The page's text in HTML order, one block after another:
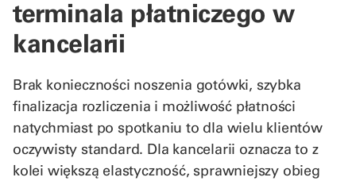
terminala płatniczego w
kancelarii
Brak konieczności noszenia gotówki, szybka
finalizacja rozliczenia i możliwość płatności
natychmiast po spotkaniu to dla wielu klientów
oczywisty standard. Dla kancelarii oznacza to z
kolei większą elastyczność, sprawniejszy obieg